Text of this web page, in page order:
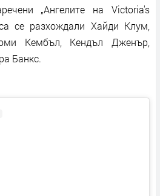
„Ангелите на Victoria's
се разхождали Хайди Клум,
Кембъл, Кендъл Дженър,
Банкс.